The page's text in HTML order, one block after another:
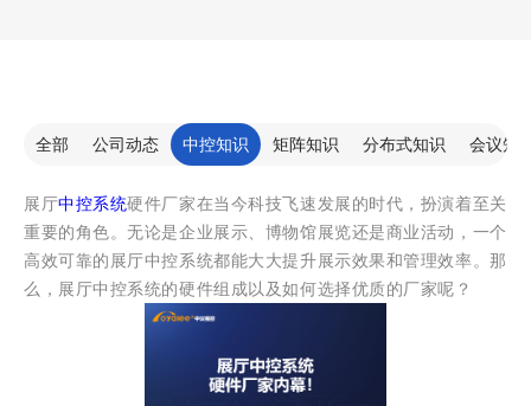
全部 公司动态 中控知识 矩阵知识 分布式知识 会议知
展厅中控系统硬件厂家在当今科技飞速发展的时代，扮演着至关
重要的角色。无论是企业展示、博物馆展览还是商业活动，一个
高效可靠的展厅中控系统都能大大提升展示效果和管理效率。那
么，展厅中控系统的硬件组成以及如何选择优质的厂家呢？